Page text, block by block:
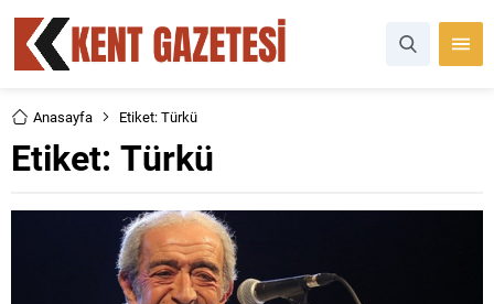
Anasayfa Etiket: Türkü
Etiket: Türkü